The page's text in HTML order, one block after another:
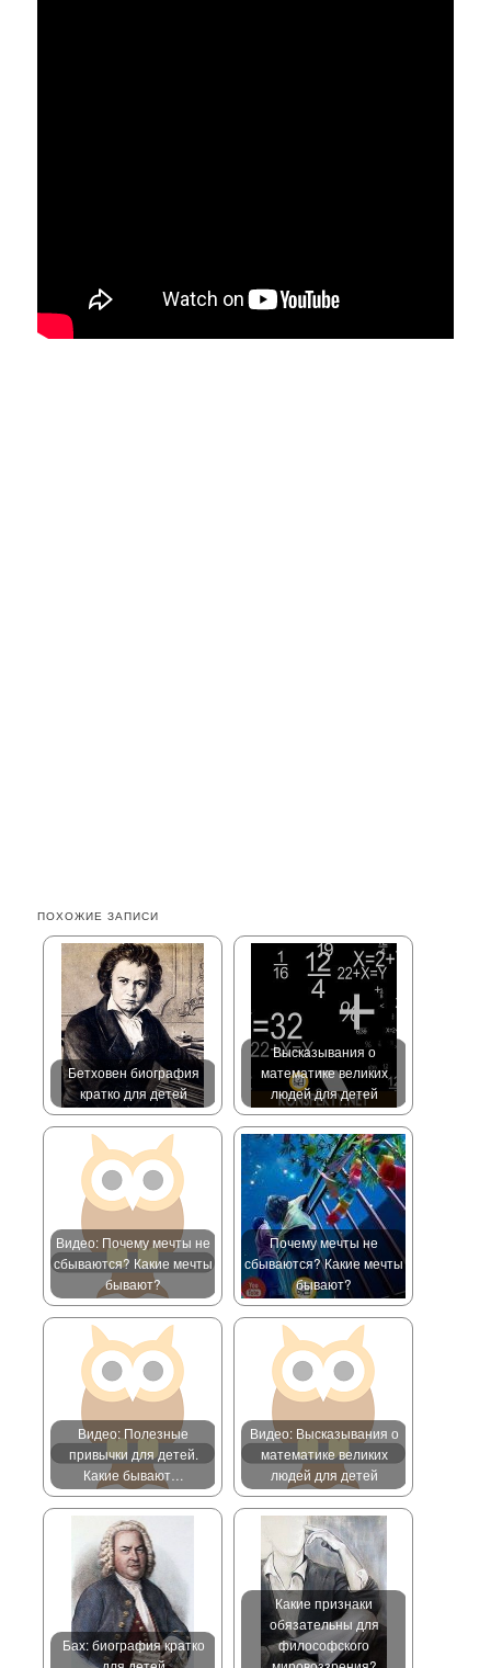
ПОХОЖИЕ ЗАПИСИ
Бетховен биография
кратко для детей
Высказывания о
математике великих
людей для детей
Видео: Почему мечты не
сбываются? Какие мечты
бывают?
Почему мечты не
сбываются? Какие мечты
бывают?
Видео: Полезные
привычки для детей.
Какие бывают…
Видео: Высказывания о
математике великих
людей для детей
Бах: биография кратко
Какие признаки
обязательны для
философского